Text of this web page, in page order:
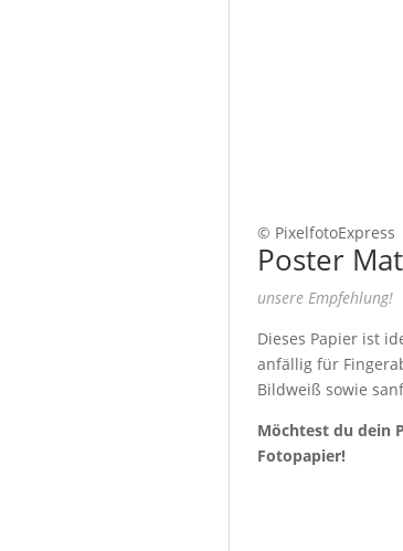
© PixelfotoExpress
Poster
unsere Empfehlung!
Dieses Papier ist
anfällig für
Bildweiß sowie
Möchtest du dein
Fotopapier!